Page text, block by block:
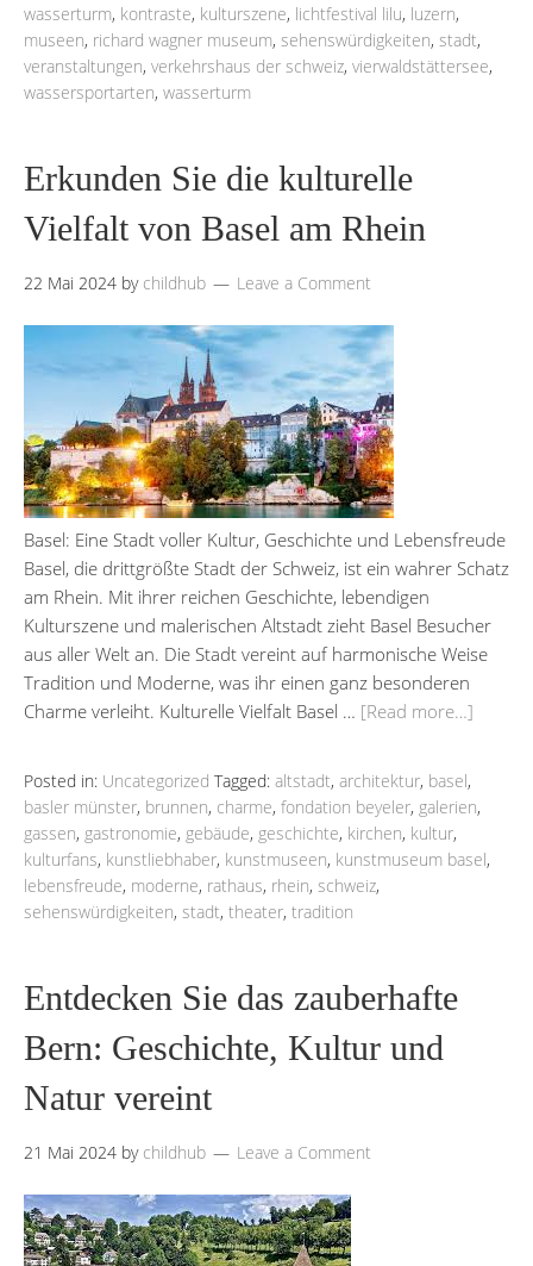
wasserturm, kontraste, kulturszene, lichtfestival lilu, luzern,
museen, richard wagner museum, sehenswürdigkeiten, stadt,
veranstaltungen, verkehrshaus der schweiz, vierwaldstättersee,
wassersportarten, wasserturm
Erkunden Sie die kulturelle
Vielfalt von Basel am Rhein
22 Mai 2024 by childhub Leave a Comment
Basel: Eine Stadt voller Kultur, Geschichte und Lebensfreude
Basel, die drittgrößte Stadt der Schweiz, ist ein wahrer Schatz
am Rhein. Mit ihrer reichen Geschichte, lebendigen
Kulturszene und malerischen Altstadt zieht Basel Besucher
aus aller Welt an. Die Stadt vereint auf harmonische Weise
Tradition und Moderne, was ihr einen ganz besonderen
Charme verleiht. Kulturelle Vielfalt Basel … [Read more…]
Posted in: Uncategorized Tagged: altstadt, architektur, basel,
basler münster, brunnen, charme, fondation beyeler, galerien,
gassen, gastronomie, gebäude, geschichte, kirchen, kultur,
kulturfans, kunstliebhaber, kunstmuseen, kunstmuseum basel,
lebensfreude, moderne, rathaus, rhein, schweiz,
sehenswürdigkeiten, stadt, theater, tradition
Entdecken Sie das zauberhafte
Bern: Geschichte, Kultur und
Natur vereint
21 Mai 2024 by childhub Leave a Comment